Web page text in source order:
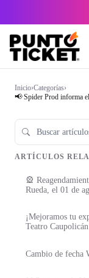
Inicio›Categorías›
📢 Spider Prod informa
ARTÍCULOS
🎡
Rueda, el 01 de
¡Mejoramos tu
Teatro
Cambio de fecha